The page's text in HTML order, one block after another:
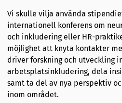
Vi skulle vilja använda
internationell konferens om
och inkludering eller HR-
möjlighet att knyta kontakter
driver forskning och utveckling
arbetsplatsinkludering, dela
samt ta del av nya perspektiv
inom området.